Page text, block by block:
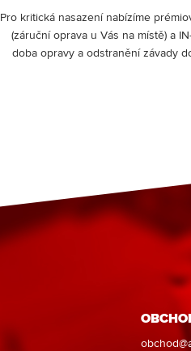
Pro kritická nasazení nabízíme
(záruční oprava u Vás na místě) a
doba opravy a odstranění závady